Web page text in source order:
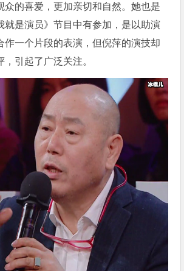
众的喜爱，更加亲切和自然。她也是
就是演员》节目中有参加，是以助演
作一个片段的表演，但倪萍的演技却
引起了广泛关注。